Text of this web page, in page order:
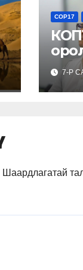
COP17
7-Р
Шаардлагатай